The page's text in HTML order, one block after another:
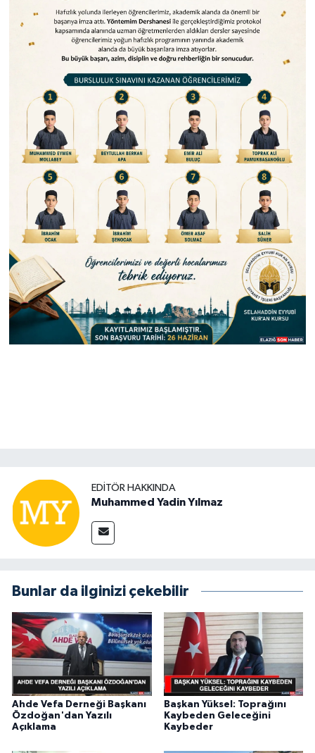
EDITÖR HAKKINDA
Muhammed Yadin Yılmaz
Bunlar da ilginizi çekebilir
Ahde Vefa Derneği Başkanı
Özdoğan'dan Yazılı
Açıklama
Başkan Yüksel: Toprağını
Kaybeden Geleceğini
Kaybeder